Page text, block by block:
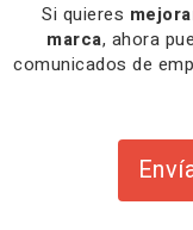
Si quieres
marca, ahora
comunicados de